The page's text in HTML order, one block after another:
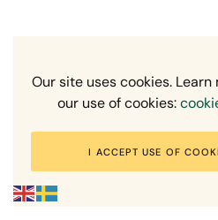
Fotograf Mikael Svensson |
Mölndal | +46-
HEM OM MIG
Our site uses cookies.
our use of cookies:
I ACCEPT USE OF